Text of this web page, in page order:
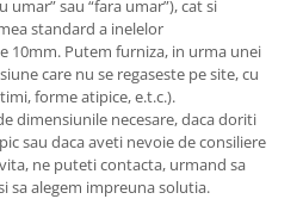
sau “fara umar”), cat si
standard a inelelor
10mm. Putem furniza, in urma unei
care nu se regaseste pe site, cu
forme atipice, e.t.c.).
dimensiunile necesare, daca doriti
sau daca aveti nevoie de consiliere
ne puteti contacta, urmand sa
sa alegem impreuna solutia.